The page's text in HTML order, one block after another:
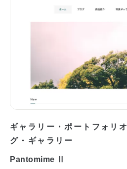
ギャラリー・ポートフォリオ
グ・ギャラリー
Pantomime Ⅱ